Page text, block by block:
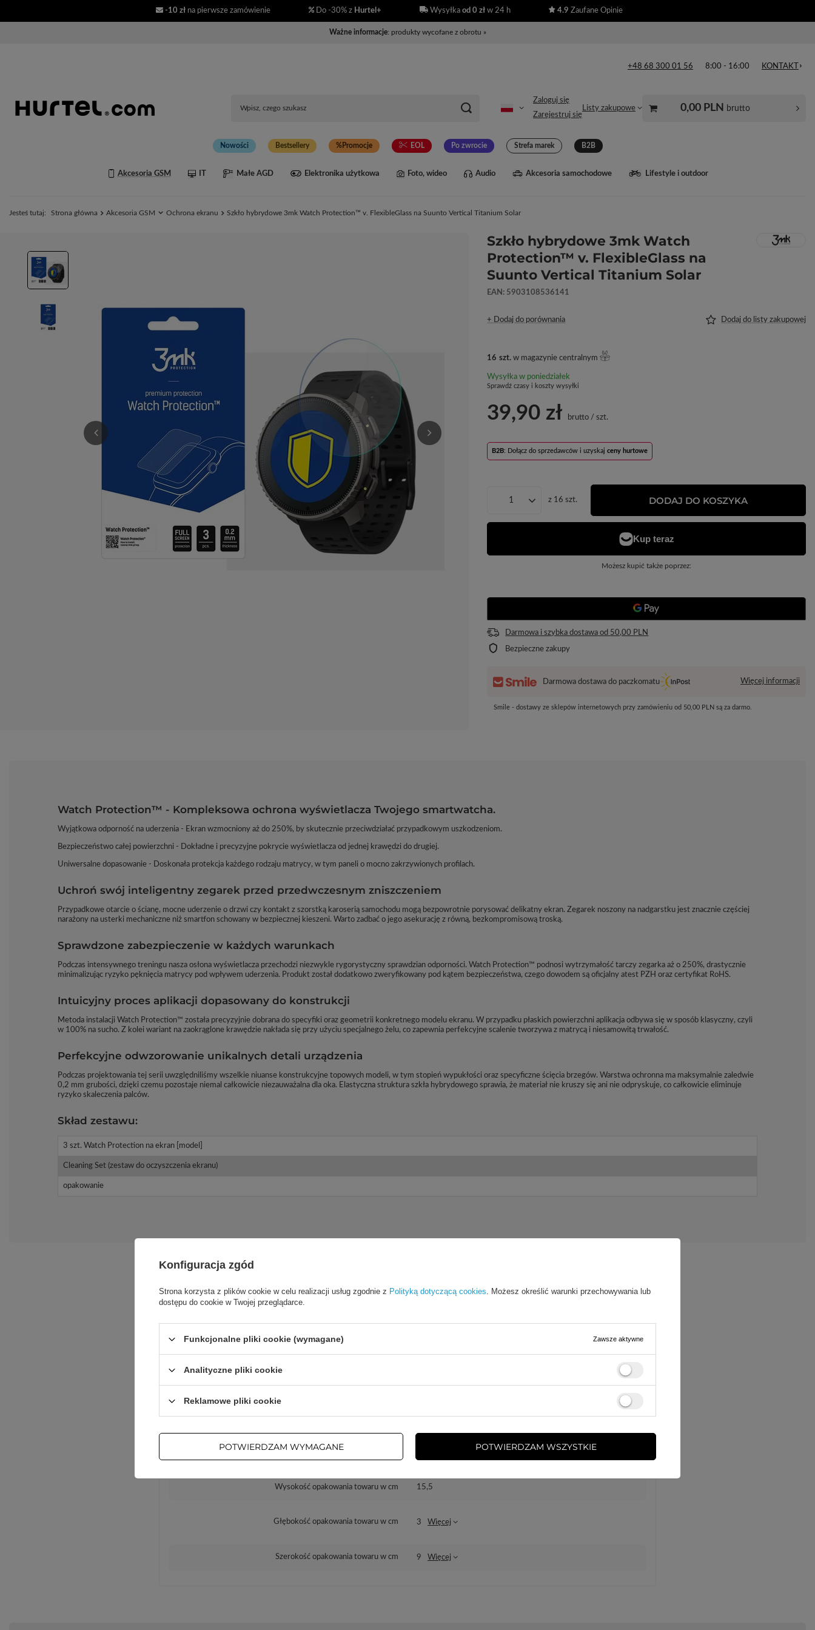
-10 zł na pierwsze zamówienie Do -30% z Hurtel+ Wysyłka od 0 złw 24 h 4.9 Zaufane Opinie
Ważne informacje: produkty wycofane z obrotu »
+48 68 300 01 56 8:00 - 16:00 KONTAKT
Zaloguj się
Zarejestruj się
Listy zakupowe 0,00 PLN brutto
Nowości Bestsellery Promocje EOL Po zwrocie Strefa marek B2B
Akcesoria GSM IT Małe AGD Elektronika użytkowa Foto, wideo Audio Akcesoria samochodowe Lifestyle i outdoor
Jesteś tutaj: Strona główna Akcesoria GSM Ochrona ekranu Szkło hybrydowe 3mk Watch Protection™ v. FlexibleGlass na Suunto Vertical Titanium Solar
Szkło hybrydowe 3mk Watch
Protection™ v. FlexibleGlass na
Suunto Vertical Titanium Solar
EAN: 5903108536141
+ Dodaj do porównania Dodaj do listy zakupowej
16 szt. w magazynie centralnym
Wysyłkaw poniedziałek
Sprawdź czasy i koszty wysyłki
39,90 zł brutto /szt.
B2B: Dołącz do sprzedawców i uzyskajceny hurtowe
z 16szt. DODAJ DO KOSZYKA
Możesz kupić także poprzez:
Darmowa i szybka dostawa od 50,00 PLN
Bezpieczne zakupy
Darmowa dostawa do paczkomatu Więcej informacji
Smile - dostawy ze sklepów internetowych przy zamówieniu od 50,00 PLN są za darmo.
Watch Protection™ - Kompleksowa ochrona wyświetlacza Twojego smartwatcha.
Wyjątkowa odporność na uderzenia - Ekran wzmocniony aż do 250%, by skutecznie przeciwdziałać przypadkowym uszkodzeniom.
Bezpieczeństwo całej powierzchni - Dokładne i precyzyjne pokrycie wyświetlacza od jednej krawędzi do drugiej.
Uniwersalne dopasowanie - Doskonała protekcja każdego rodzaju matrycy, w tym paneli o mocno zakrzywionych profilach.
Uchroń swój inteligentny zegarek przed przedwczesnym zniszczeniem
Przypadkowe otarcie o ścianę, mocne uderzenie o drzwi czy kontakt z szorstką karoserią samochodu mogą bezpowrotnie porysować delikatny ekran. Zegarek noszony na nadgarstku jest znacznie częściej
narażony na usterki mechaniczne niż smartfon schowany w bezpiecznej kieszeni. Warto zadbać o jego asekurację z równą, bezkompromisową troską.
Sprawdzone zabezpieczenie w każdych warunkach
Podczas intensywnego treningu nasza osłona wyświetlacza przechodzi niezwykle rygorystyczny sprawdzian odporności. Watch Protection™ podnosi wytrzymałość tarczy zegarka aż o 250%, drastycznie
minimalizując ryzyko pęknięcia matrycy pod wpływem uderzenia. Produkt został dodatkowo zweryfikowany pod kątem bezpieczeństwa, czego dowodem są oficjalny atest PZH oraz certyfikat RoHS.
Intuicyjny proces aplikacji dopasowany do konstrukcji
Metoda instalacji Watch Protection™ została precyzyjnie dobrana do specyfiki oraz geometrii konkretnego modelu ekranu. W przypadku płaskich powierzchni aplikacja odbywa się w sposób klasyczny, czyli
w 100% na sucho. Z kolei wariant na zaokrąglone krawędzie nakłada się przy użyciu specjalnego żelu, co zapewnia perfekcyjne scalenie tworzywa z matrycą i niesamowitą trwałość.
Perfekcyjne odwzorowanie unikalnych detali urządzenia
Podczas projektowania tej serii uwzględniliśmy wszelkie niuanse konstrukcyjne topowych modeli, w tym stopień wypukłości oraz specyficzne ścięcia brzegów. Warstwa ochronna ma maksymalnie zaledwie
0,2 mm grubości, dzięki czemu pozostaje niemal całkowicie niezauważalna dla oka. Elastyczna struktura szkła hybrydowego sprawia, że materiał nie kruszy się ani nie odpryskuje, co całkowicie eliminuje
ryzyko skaleczenia palców.
Skład zestawu:
3 szt. Watch Protection na ekran [model]
Cleaning Set (zestaw do oczyszczenia ekranu)
opakowanie
3mk Protection sp. z o.o. Więcej
Seria 3mk FlexibleGlass
Wysokość opakowania towaru w cm 15,5
Głębokość opakowania towaru w cm 3 Więcej
Szerokość opakowania towaru w cm 9 Więcej
Konfiguracja zgód
Strona korzysta z plików cookie w celu realizacji usług zgodnie z Polityką dotyczącą cookies. Możesz określić warunki przechowywania lub
dostępu do cookie w Twojej przeglądarce.
Funkcjonalne pliki cookie (wymagane) Zawsze aktywne
Analityczne pliki cookie
Reklamowe pliki cookie
POTWIERDZAM WYMAGANE POTWIERDZAM WSZYSTKIE